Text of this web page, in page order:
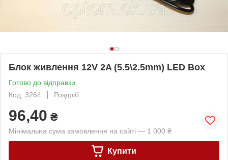
Блок живлення 12V 2A (5.5\2.5mm) LED Box
Готово до відправки
Код: 3264
Роздріб
96,40 ₴
Мінімальна сума замовлення на сайті — 1 000 ₴
Купити